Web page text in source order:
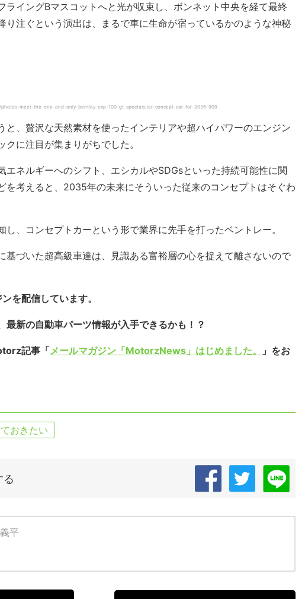
ライングBマスコットへと光が収束し、ボンネット中央を経て最終
り注ぐという演出は、まるで車に生命が宿っているかのような神秘
photos-meet-the-one-and-only-bentley-exp-100-gt-spectacular-concept-car-for-2035-909
と、贅沢な天然素材を使ったインテリアや超ハイパワーのエンジン
に注目が集まりがちでした。
エネルギーへのシフト、エシカルやSDGsといった持続可能性に関
を考えると、2035年の未来にそういった従来のコンセプトはそぐわ
し、コンセプトカーという形で業界に先手を打ったベントレー。
基づいた超高級車達は、見識ある富裕層の心を捉えて離さないので
を配信しています。
最新の自動車パーツ情報が入手できるかも！？
記事「メールマガジン「MotorzNews」はじめました。
」をお
おきたい
る
平